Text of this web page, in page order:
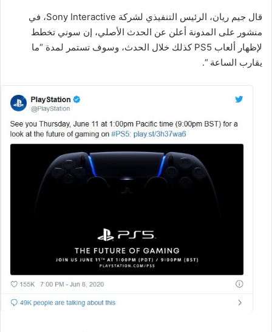
قال جيم ريان، الرئيس التنفيذي لشركة Sony Interactive، في
منشور على المدونة أعلن عن الحدث الأصلي، إن سوني تخطط
لإظهار ألعاب PS5 كذلك خلال الحدث، وسوف تستمر لمدة “ما
يقارب الساعة “.